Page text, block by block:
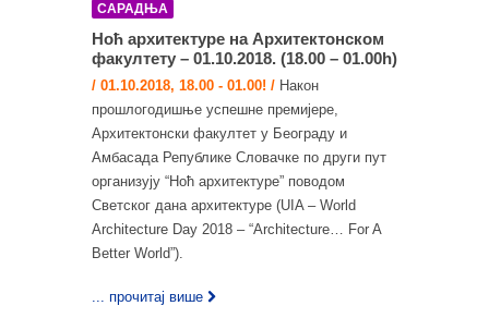
САРАДЊА
Ноћ архитектуре на Архитектонском
факултету – 01.10.2018. (18.00 – 01.00h)
/ 01.10.2018, 18.00 - 01.00! / Након
прошлогодишње успешне премијере,
Архитектонски факултет у Београду и
Амбасада Републике Словачке по други пут
организују “Ноћ архитектуре” поводом
Светског дана архитектуре (UIA – World
Architecture Day 2018 – “Architecture… For A
Better World”).
... прочитај више